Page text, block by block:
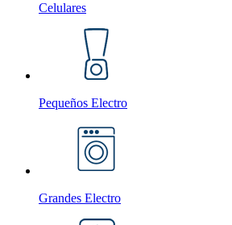
Celulares
Pequeños Electro
Grandes Electro